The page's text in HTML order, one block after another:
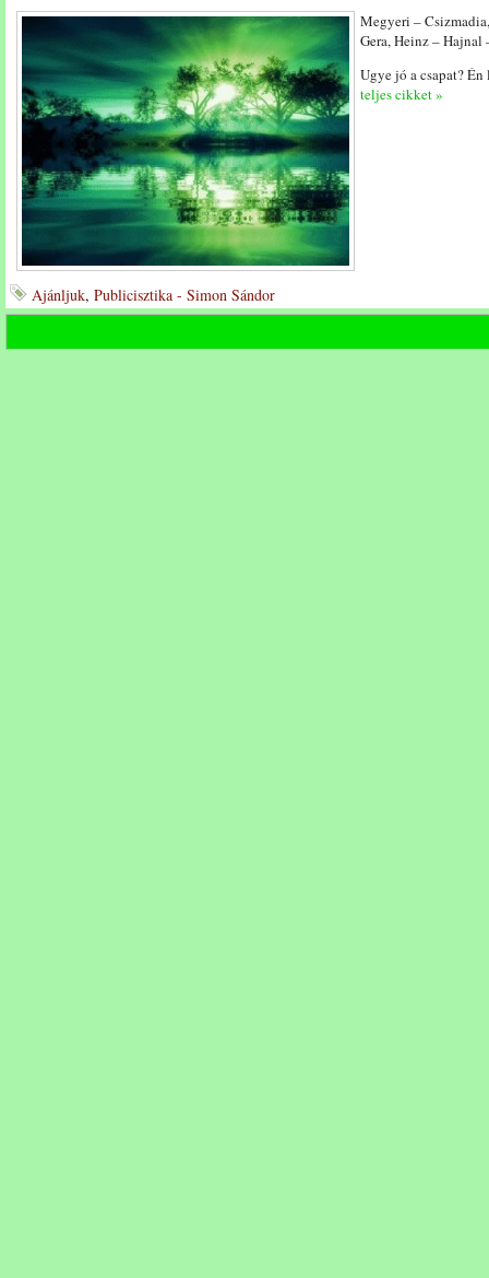
Megyeri –
Gera, Heinz –
Ugye jó a csapat?
teljes cikket »
Ajánljuk, Publicisztika - Simon Sándor